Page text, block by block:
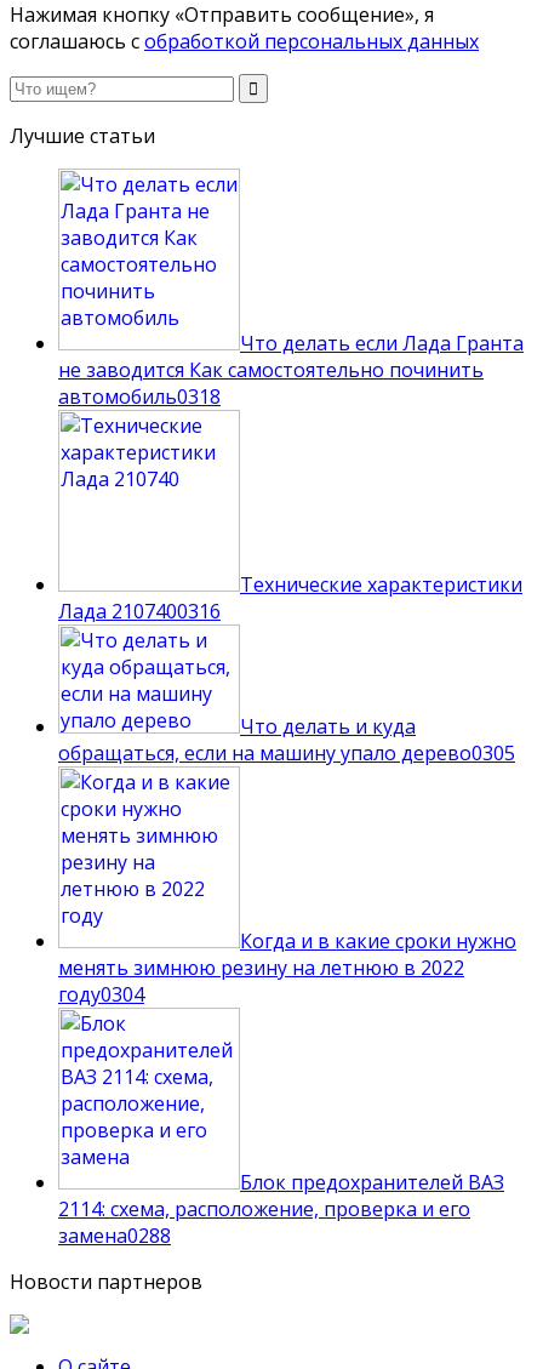
Нажимая кнопку «Отправить сообщение», я
соглашаюсь собработкой персональных данных
Лучшие статьи
Что делать если Лада Гранта
не заводится Как самостоятельно починить
автомобиль0318
Технические характеристики
Лада 2107400316
Что делать и куда
обращаться, если на машину упало дерево0305
Когда и в какие сроки нужно
менять зимнюю резину на летнюю в 2022
году0304
Блок предохранителей ВАЗ
2114: схема, расположение, проверка и его
замена0288
Новости партнеров